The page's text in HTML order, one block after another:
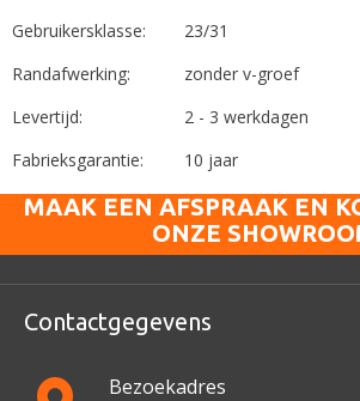
Gebruikersklasse:
23/31
Randafwerking:
zonder v-groef
Levertijd:
2 - 3 werkdagen
Fabrieksgarantie:
10 jaar
MAAK EEN AFSPRAAK EN
ONZE
Contactgegevens
Bezoekadres